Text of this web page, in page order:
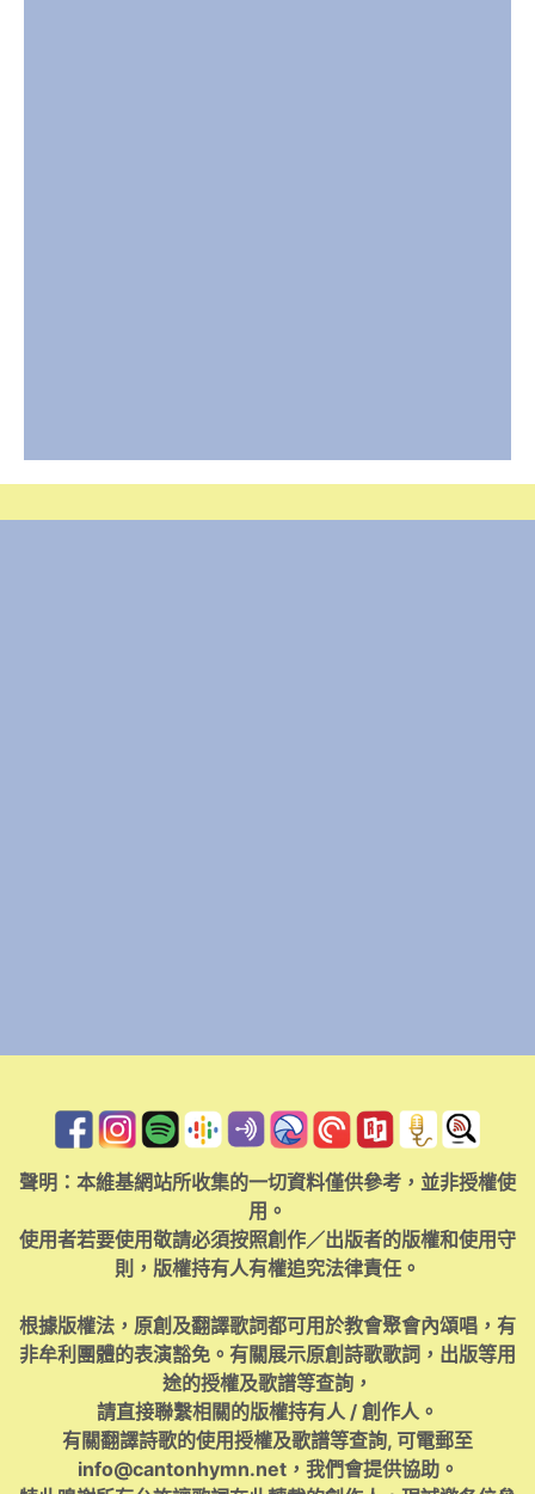
聲明：本維基網站所收集的一切資料僅供參考，並非授權使
用。
使用者若要使用敬請必須按照創作／出版者的版權和使用守
則，版權持有人有權追究法律責任。
根據版權法，原創及翻譯歌詞都可用於教會聚會內頌唱，有
非牟利團體的表演豁免。有關展示原創詩歌歌詞，出版等用
途的授權及歌譜等查詢，
請直接聯繫相關的版權持有人 / 創作人。
有關翻譯詩歌的使用授權及歌譜等查詢, 可電郵至
info@cantonhymn.net，我們會提供協助。